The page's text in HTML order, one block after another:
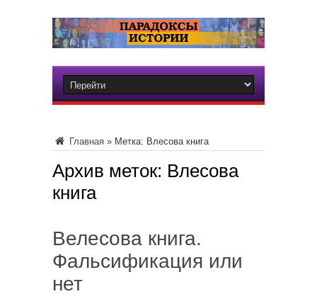
Главная » Метка: Влесова книга
Архив меток: Влесова
книга
Велесова книга.
Фальсификация или
нет